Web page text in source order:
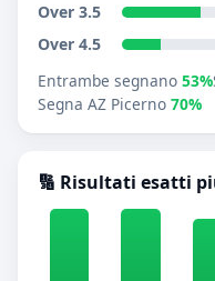
Over 3.5
Over 4.5
Entrambe segnano 53%
Segna AZ Picerno 70%
🔢 Risultati esatti